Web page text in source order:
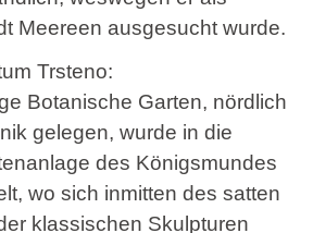
Meereen ausgesucht wurde.
Trsteno:
Botanische Garten, nördlich
gelegen, wurde in die
des Königsmundes
wo sich inmitten des satten
klassischen Skulpturen